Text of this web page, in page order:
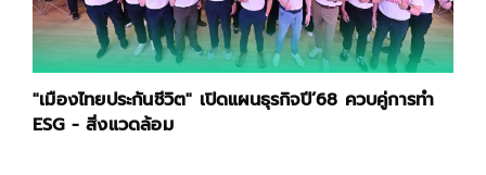
"เมืองไทยประกันชีวิต" เปิดแผนธุรกิจปี’68 ควบคู่การทำ
ESG - สิ่งแวดล้อม